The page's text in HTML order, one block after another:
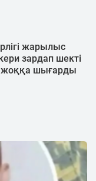
жарылыс
зардап шекті
жоққа шығарды